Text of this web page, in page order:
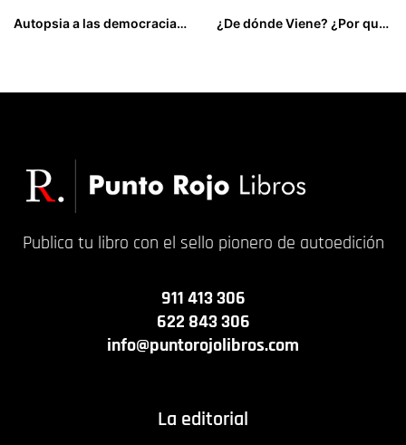
Autopsia a las democracias patateras
¿De dónde Viene? ¿Por qué se dice?
Publica tu libro con el sello pionero de autoedición
911 413 306
622 843 306
info@puntorojolibros.com
La editorial